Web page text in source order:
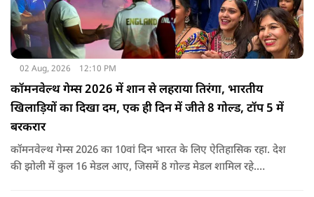
02 Aug, 2026 12:10 PM
कॉमनवेल्थ गेम्स 2026 में शान से लहराया तिरंगा, भारतीय
खिलाड़ियों का दिखा दम, एक ही दिन में जीते 8 गोल्ड, टॉप 5 में
बरकरार
कॉमनवेल्थ गेम्स 2026 का 10वां दिन भारत के लिए ऐतिहासिक रहा. देश
की झोली में कुल 16 मेडल आए, जिसमें 8 गोल्ड मेडल शामिल रहे.